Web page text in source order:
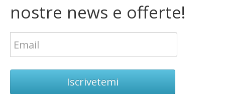
nostre news e offerte!
Iscrivetemi